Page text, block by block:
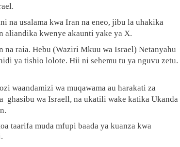
na usalama kwa Iran na eneo, jibu la uhakika
aliandika kwenye akaunti yake ya X.
raia. Hebu (Waziri Mkuu wa Israel) Netanyahu
ya tishio lolote. Hii ni sehemu tu ya nguvu zetu.
waandamizi wa muqawama au harakati za
ghasibu wa Israell, na ukatili wake katika Ukanda
taarifa muda mfupi baada ya kuanza kwa